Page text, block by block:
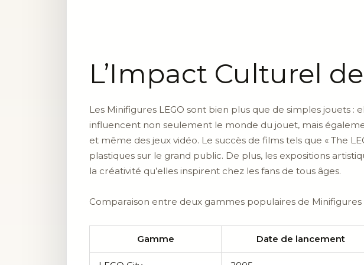
L’Impact Culturel
Les Minifigures LEGO sont bien plus que de simples jouets :
influencent non seulement le monde du jouet, mais
et même des jeux vidéo. Le succès de films tels que « The
plastiques sur le grand public. De plus, les expositions
la créativité qu’elles inspirent chez les fans de tous âges.
Comparaison entre deux gammes populaires de Minifigures
Gamme Date de lancement